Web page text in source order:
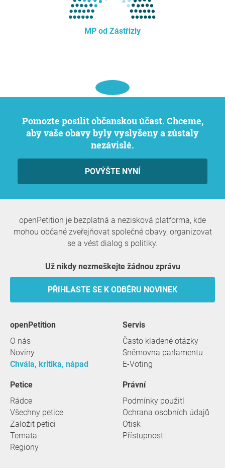
MP od Zástřizly
Pomozte posílit občanskou účast. Chceme,
aby vaše obavy byly vyslyšeny a zůstaly
nezávislé.
POVÝŠTE NYNÍ
openPetition je bezplatná a nezisková platforma, kde
mohou občané zveřejňovat společné obavy, organizovat
se a vést dialog s politiky.
Už nikdy nezmeškejte žádnou zprávu
PŘIHLASTE SE K ODBĚRU NOVINEK
openPetition
O nás
Noviny
Chvála, kritika, nápad
servis
Často kladené otázky
Sněmovna parlamentu
E-Voting
Petice
Rádce
Všechny petice
Založit petici
Temata
Regiony
Právní
Podmínky použití
Ochrana osobních údajů
Otisk
Přístupnost